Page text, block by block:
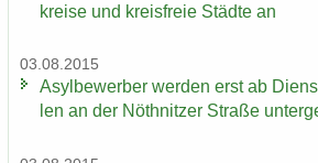
krei­se und kreis­freie Städ­te an
03.08.2015
Asyl­be­wer­ber wer­den erst ab
len an der Nö­th­nit­zer Stra­ße